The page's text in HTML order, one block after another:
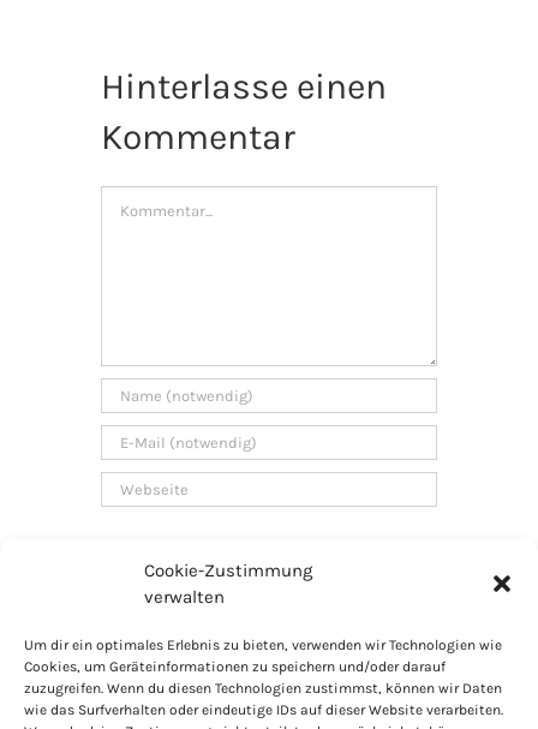
Cookie-Zustimmung
verwalten
Um dir ein optimales Erlebnis zu bieten, verwenden wir Technologien wie
Cookies, um Geräteinformationen zu speichern und/oder darauf
zuzugreifen. Wenn du diesen Technologien zustimmst, können wir Daten
wie das Surfverhalten oder eindeutige IDs auf dieser Website verarbeiten.
Hinterlasse einen
Kommentar
Kommentar
PARTNER LINKS IMPRESSUM COOKIES